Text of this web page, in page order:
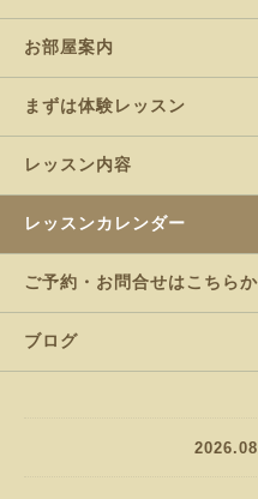
お部屋案内
まずは体験レッスン
レッスン内容
レッスンカレンダー
ご予約・お問合せはこちら
ブログ